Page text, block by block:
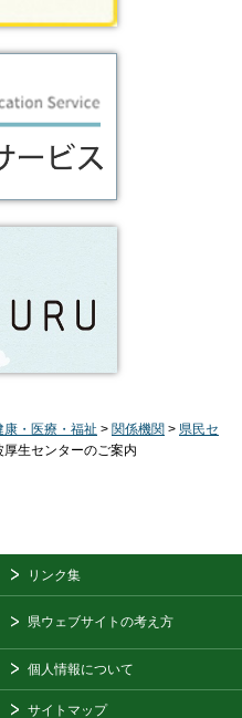
康・医療・福祉 > 関係機関 > 県民セ
厚生センターのご案内
リンク集
県ウェブサイトの考え方
個人情報について
サイトマップ